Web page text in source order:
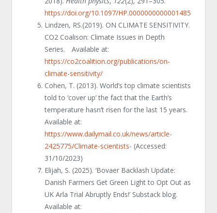
https://doi.org/10.1097/HP.0000000000001485
Lindzen, RS.(2019). ON CLIMATE SENSITIVITY.
CO2 Coalison: Climate Issues in Depth
Series.
Available at:
https://co2coalition.org/publications/on-
climate-sensitivity/
Cohen, T. (2013). World’s top climate scientists
told to ‘cover up’ the fact that the Earth’s
temperature hasn’t risen for the last 15 years.
Available at:
https://www.dailymail.co.uk/news/article-
2425775/Climate-scientists- (Accessed:
31/10/2023)
Elijah, S. (2025). ‘Bovaer Backlash Update:
Danish Farmers Get Green Light to Opt Out as
UK Arla Trial Abruptly Ends!’ Substack blog.
Available at: